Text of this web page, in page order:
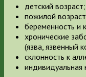
детский возраст;
пожилой
беременность и
хронические
(язва, язвенный
склонность к
индивидуальная